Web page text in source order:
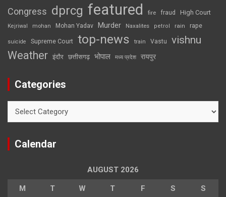
Congress dprcg featured fire fraud High Court
Kejriwal mohan Mohan Yadav Murder Naxalites petrol rain rape
suicide Supreme Court top-news train Vastu vishnu
Weather इंदौर छत्तीसगढ़ भोपाल मध्य प्रदेश रायपुर
Categories
Calendar
AUGUST 2026
M T W T F S S